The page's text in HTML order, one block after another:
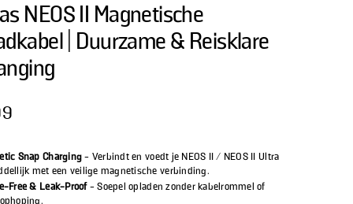
NEOS II Magnetische
| Duurzame & Reisklare
Snap Charging- Verbindt en voedt je NEOS II / NEOS II Ultra
met een veilige magnetische verbinding.
Free & Leak-Proof- Soepel opladen zonder kabelrommel of